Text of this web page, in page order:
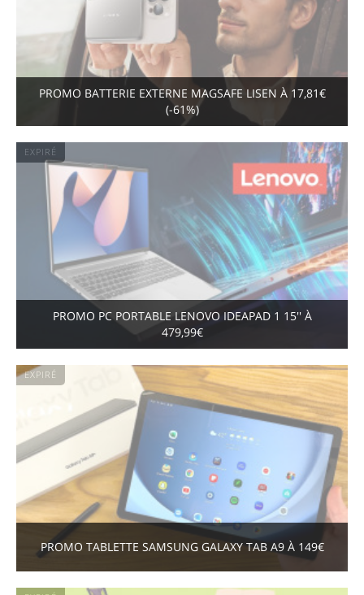
PROMO BATTERIE EXTERNE MAGSAFE LISEN À 17,81€
(-61%)
EXPIRÉ
PROMO PC PORTABLE LENOVO IDEAPAD 1 15'' À
479,99€
EXPIRÉ
PROMO TABLETTE SAMSUNG GALAXY TAB A9 À 149€